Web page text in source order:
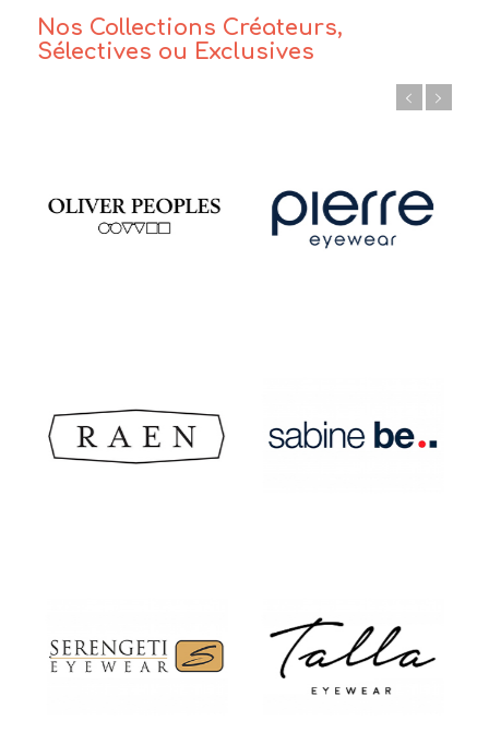
Nos Collections Créateurs,
Sélectives ou Exclusives